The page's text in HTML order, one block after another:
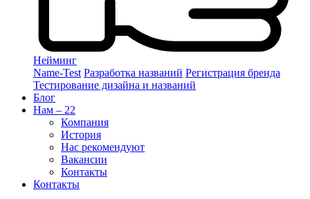
Нейминг
Name-Test Разработка названий Регистрация бренда
Тестирование дизайна и названий
Блог
Нам – 22
Компания
История
Нас рекомендуют
Вакансии
Контакты
Контакты